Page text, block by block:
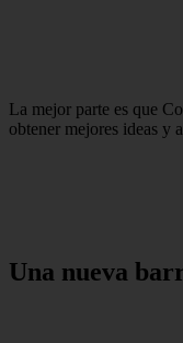
La mejor parte es que
obtener mejores ideas y
Una nueva